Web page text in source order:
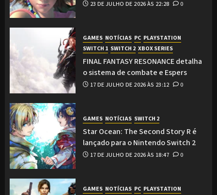
23 DE JULHO DE 2026 ÀS 22:28 0
GAMES NOTÍCIAS PC PLAYSTATION
SWITCH 1 SWITCH 2 XBOX SERIES
FINAL FANTASY RESONANCE detalha
o sistema de combate e Espers
17 DE JULHO DE 2026 ÀS 23:12 0
GAMES NOTÍCIAS SWITCH 2
Star Ocean: The Second Story R é
lançado para o Nintendo Switch 2
17 DE JULHO DE 2026 ÀS 18:47 0
GAMES NOTÍCIAS PC PLAYSTATION